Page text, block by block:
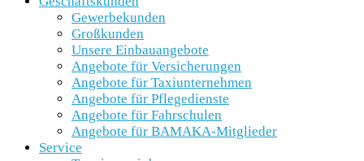
Gewerbekunden
Großkunden
Unsere Einbauangebote
Angebote für Versicherungen
Angebote für Taxiunternehmen
Angebote für Pflegedienste
Angebote für Fahrschulen
Angebote für BAMAKA-Mitglieder
Service